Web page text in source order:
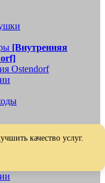
[Внутренняя
Ostendorf
обратные клапаны
[Наружная
качество услуг.